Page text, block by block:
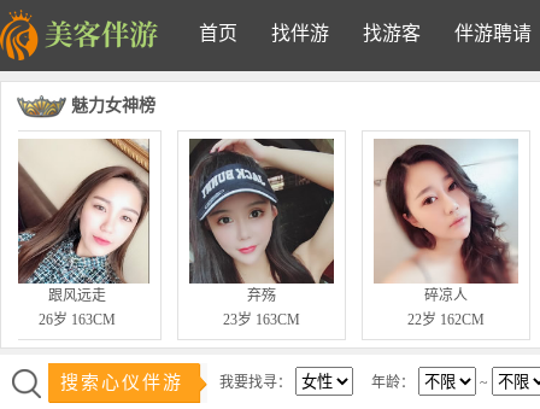
首页 找伴游 找游客 伴游聘请
魅力女神榜
跟风远走
26岁 163CM
弃殇
23岁 163CM
碎凉人
22岁 162CM
搜索心仪伴游 我要找寻： 年龄： ~